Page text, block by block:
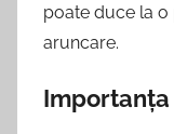
poate duce la
aruncare.